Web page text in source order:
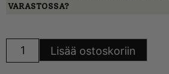
VARASTOSSA?
Paadar
Lisää ostoskoriin